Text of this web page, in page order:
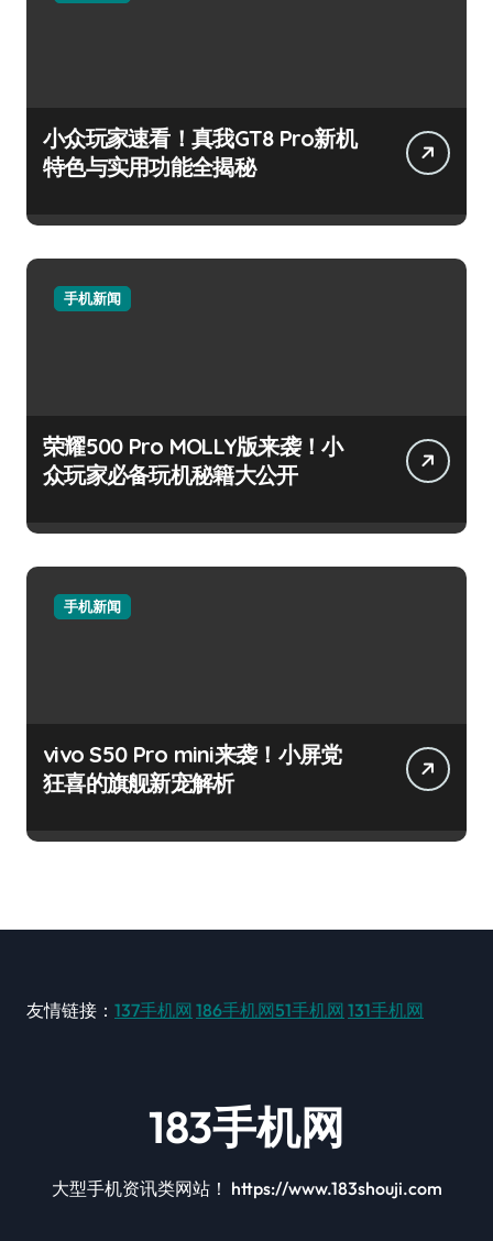
小众玩家速看！真我GT8 Pro新机
特色与实用功能全揭秘
手机新闻
荣耀500 Pro MOLLY版来袭！小
众玩家必备玩机秘籍大公开
手机新闻
vivo S50 Pro mini来袭！小屏党
狂喜的旗舰新宠解析
友情链接： 137手机网 186手机网51手机网 131手机网
183手机网
大型手机资讯类网站！ https://www.183shouji.com